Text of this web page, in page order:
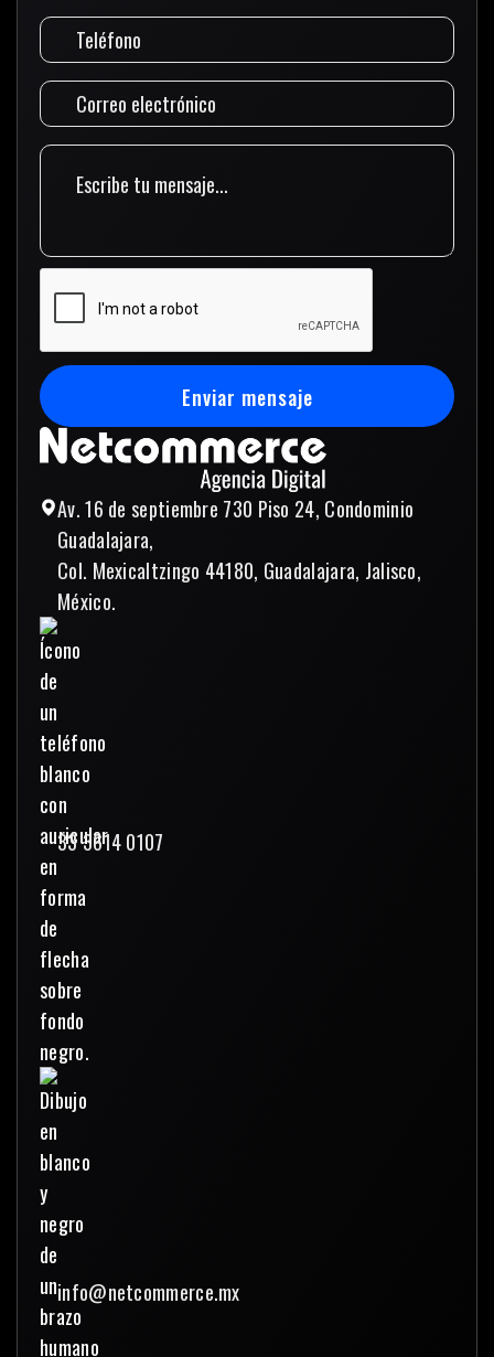
Av. 16 de septiembre 730 Piso 24, Condominio
Guadalajara,
Col. Mexicaltzingo 44180, Guadalajara, Jalisco,
México.
33 3614 0107
info@netcommerce.mx
Enviar mensaje
Enviar mensaje